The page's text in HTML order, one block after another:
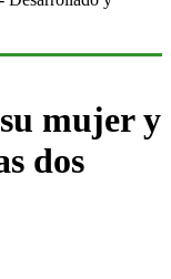
mujer y
dos